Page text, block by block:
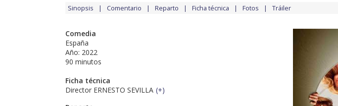
Sinopsis Comentario Reparto Ficha técnica Fotos Tráiler
Comedia
España
Año: 2022
90 minutos
Ficha técnica
Director ERNESTO SEVILLA (+)